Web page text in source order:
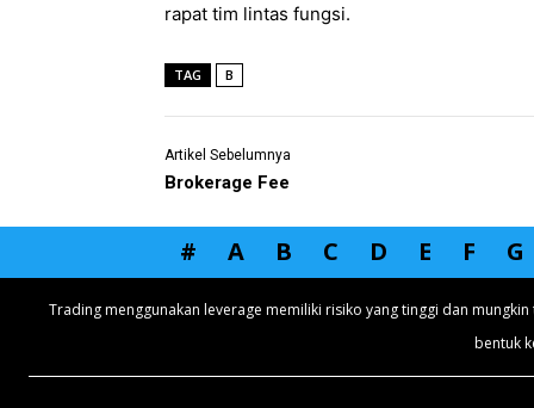
rapat tim lintas fungsi.
TAG B
Artikel Sebelumnya
Brokerage Fee
# A B C D E F G
Trading menggunakan leverage memiliki risiko yang tinggi dan
bentuk